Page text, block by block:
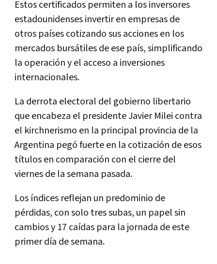
Estos certificados permiten a los inversores
estadounidenses invertir en empresas de
otros países cotizando sus acciones en los
mercados bursátiles de ese país, simplificando
la operación y el acceso a inversiones
internacionales.
La derrota electoral del gobierno libertario
que encabeza el presidente Javier Milei contra
el kirchnerismo en la principal provincia de la
Argentina pegó fuerte en la cotización de esos
títulos en comparación con el cierre del
viernes de la semana pasada.
Los índices reflejan un predominio de
pérdidas, con solo tres subas, un papel sin
cambios y 17 caídas para la jornada de este
primer día de semana.